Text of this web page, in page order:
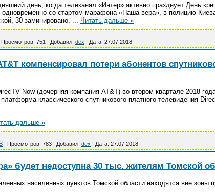
день, когда телеканал «Интер» активно празднует День
одновременно со стартом марафона «Наша вера», в полицию
30 заминировано. ... Читать дальше »
Просмотров: 751 | Добавил: dex | Дата: 27.07.2018
компенсировал потери абонентов
Now (дочерняя компания AT&T) во втором квартале 2018
классического спутникового платного телевидения
дальше »
| Просмотров: 783 | Добавил: dex | Дата: 27.07.2018
будет недоступна 30 тыс. жителям Томской
населенных пунктов Томской области находятся вне зоны